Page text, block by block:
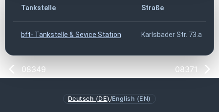
Tankstelle Straße
bft- Tankstelle & Sevice Station Karlsbader Str. 73.a
08349 08371
Deutsch (DE) /English (EN)